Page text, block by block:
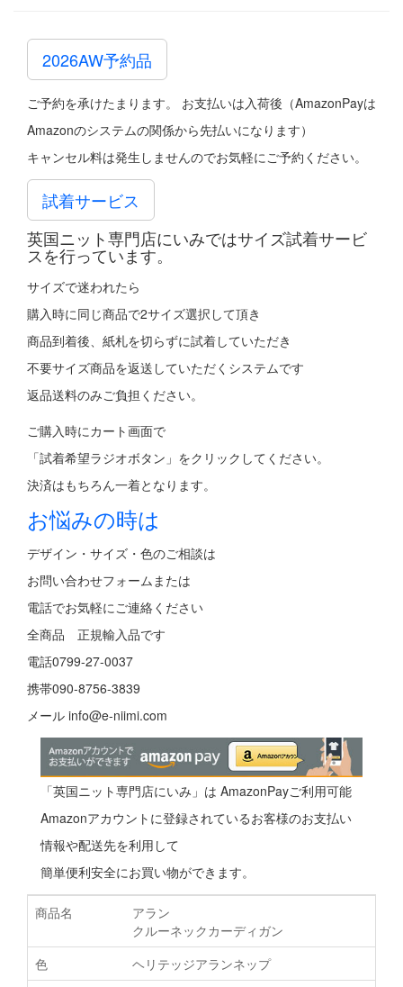
2026AW予約品
ご予約を承けたまります。 お支払いは入荷後（AmazonPayは
Amazonのシステムの関係から先払いになります）
キャンセル料は発生しませんのでお気軽にご予約ください。
試着サービス
英国ニット専門店にいみではサイズ試着サービ
スを行っています。
サイズで迷われたら
購入時に同じ商品で2サイズ選択して頂き
商品到着後、紙札を切らずに試着していただき
不要サイズ商品を返送していただくシステムです
返品送料のみご負担ください。
ご購入時にカート画面で
「試着希望ラジオボタン」をクリックしてください。
決済はもちろん一着となります。
お悩みの時は
デザイン・サイズ・色のご相談は
お問い合わせフォームまたは
電話でお気軽にご連絡ください
全商品 正規輸入品です
電話0799-27-0037
携帯090-8756-3839
メール info@e-niimi.com
「英国ニット専門店にいみ」は AmazonPayご利用可能
Amazonアカウントに登録されているお客様のお支払い
情報や配送先を利用して
簡単便利安全にお買い物ができます。
商品名
アラン
クルーネックカーディガン
色
ヘリテッジアランネップ